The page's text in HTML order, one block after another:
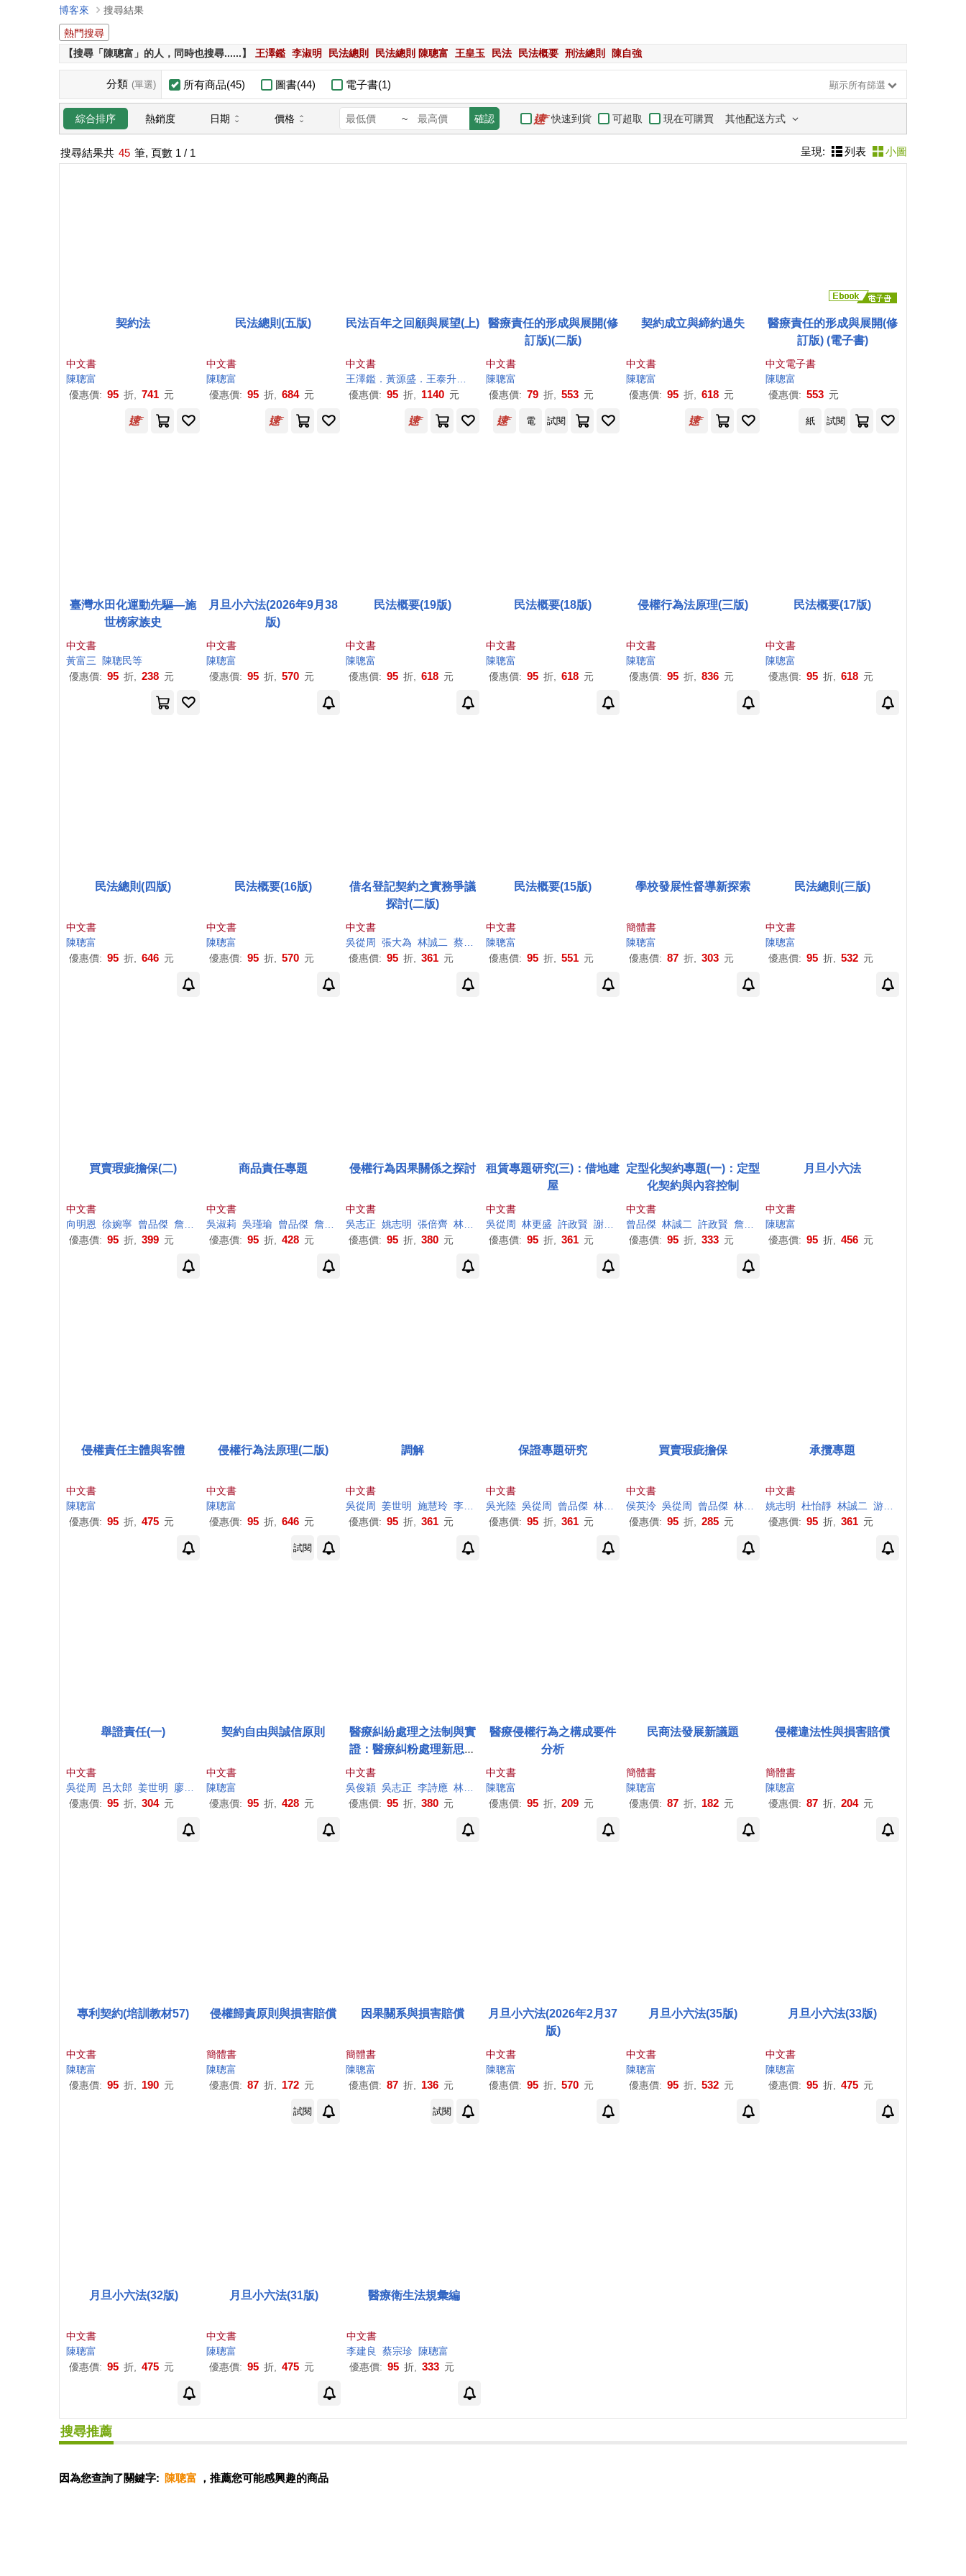
博客來
搜尋結果
熱門搜尋
【搜尋「陳聰富」的人，同時也搜尋......】
王澤鑑 李淑明 民法總則 民法總則 陳聰富 王皇玉 民法 民法概要 刑法總則 陳自強
分類 (單選) 所有商品(45) 圖書(44) 電子書(1) 顯示所有篩選
綜合排序 熱銷度 日期 價格 ~ 確認 快速到貨 可超取 現在可購買 其他配送方式
搜尋結果共 45 筆, 頁數 1 / 1 呈現: 列表 小圖
契約法
中文書
陳聰富
優惠價: 95 折, 741 元
民法總則(五版)
中文書
陳聰富
優惠價: 95 折, 684 元
民法百年之回顧與展望(上)
中文書
陳聰富．顏佑紘．向明恩
優惠價: 95 折, 1140 元
醫療責任的形成與展開(修
訂版)(二版)
中文書
陳聰富
優惠價: 79 折, 553 元
契約成立與締約過失
中文書
陳聰富
優惠價: 95 折, 618 元
醫療責任的形成與展開(修
訂版) (電子書)
中文電子書
陳聰富
優惠價: 553 元
電 試閱 紙 試閱
臺灣水田化運動先驅—施
世榜家族史
中文書
黃富三 陳聰民等
優惠價: 95 折, 238 元
月旦小六法(2026年9月38
版)
中文書
陳聰富
優惠價: 95 折, 570 元
民法概要(19版)
中文書
陳聰富
優惠價: 95 折, 618 元
民法概要(18版)
中文書
陳聰富
優惠價: 95 折, 618 元
侵權行為法原理(三版)
中文書
陳聰富
優惠價: 95 折, 836 元
民法概要(17版)
中文書
陳聰富
優惠價: 95 折, 618 元
民法總則(四版)
中文書
陳聰富
優惠價: 95 折, 646 元
民法概要(16版)
中文書
陳聰富
優惠價: 95 折, 570 元
借名登記契約之實務爭議
探討(二版)
中文書
吳從周
張大為 林誠二 蔡晶瑩 詹森林
富
優惠價: 95 折, 361 元
民法概要(15版)
中文書
陳聰富
優惠價: 95 折, 551 元
學校發展性督導新探索
簡體書
陳聰富
優惠價: 87 折, 303 元
民法總則(三版)
中文書
陳聰富
優惠價: 95 折, 532 元
買賣瑕疵擔保(二)
中文書
向明恩
徐婉寧 曾品傑 詹森林 陳添輝 陳聰富
優惠價: 95 折, 399 元
商品責任專題
中文書
吳淑莉 吳瑾瑜 曾品傑 詹森林 謝哲勝 陳聰富
優惠價: 95 折, 428 元
侵權行為因果關係之探討
中文書
吳志正 姚志明 張倍齊 林信和 王千維 詹森林 陳聰富
黃立
優惠價: 95 折, 380 元
租賃專題研究(三)：借地建
屋
中文書
吳從周
林更盛 許政賢 謝哲勝 陳聰富
優惠價: 95 折, 361 元
定型化契約專題(一)：定型
化契約與內容控制
中文書
曾品傑 林誠二 許政賢 詹森林 謝哲勝
優惠價: 95 折, 333 元
月旦小六法
中文書
陳聰富
優惠價: 95 折, 456 元
侵權責任主體與客體
中文書
陳聰富
優惠價: 95 折, 475 元
侵權行為法原理(二版)
中文書
陳聰富
優惠價: 95 折, 646 元
調解
中文書
吳從周
姜世明 施慧玲 李詩應 林佳和 蔡秀男 鄭津津 陳永綺 陳竹上 陳聰富 黃立
黃翠紋
優惠價: 95 折, 361 元
保證專題研究
中文書
吳光陸 吳從周 曾品傑 林誠二 楊淑文 蔡明誠 謝哲勝 陳榮隆 陳洸岳 陳聰富
優惠價: 95 折, 361 元
買賣瑕疵擔保
中文書
侯英泠 吳從周 曾品傑 林誠二 王怡蘋 許政賢 陳聰富
陳自強
優惠價: 95 折, 285 元
承攬專題
中文書
姚志明
杜怡靜 林誠二 游進發
優惠價: 95 折, 361 元
試閱
舉證責任(一)
中文書
吳從周
呂太郎 姜世明 廖大穎 廖蕙玟 啟垂 陳聰富
優惠價: 95 折, 304 元
契約自由與誠信原則
中文書
陳聰富
優惠價: 95 折, 428 元
醫療糾紛處理之法制與實
證：醫療糾粉處理新思維
中文書
吳俊穎 吳志正 李詩應 林東龍 蔡秀男 陳琬渝 陳聰富
優惠價: 95 折, 380 元
醫療侵權行為之構成要件
分析
中文書
陳聰富
優惠價: 95 折, 209 元
民商法發展新議題
簡體書
陳聰富
優惠價: 87 折, 182 元
侵權違法性與損害賠償
簡體書
陳聰富
優惠價: 87 折, 204 元
專利契約(培訓教材57)
中文書
陳聰富
優惠價: 95 折, 190 元
侵權歸責原則與損害賠償
簡體書
陳聰富
優惠價: 87 折, 172 元
因果關系與損害賠償
簡體書
陳聰富
優惠價: 87 折, 136 元
月旦小六法(2026年2月37
版)
中文書
陳聰富
優惠價: 95 折, 570 元
月旦小六法(35版)
中文書
陳聰富
優惠價: 95 折, 532 元
月旦小六法(33版)
中文書
陳聰富
優惠價: 95 折, 475 元
試閱 試閱
月旦小六法(32版)
中文書
陳聰富
優惠價: 95 折, 475 元
月旦小六法(31版)
中文書
陳聰富
優惠價: 95 折, 475 元
醫療衛生法規彙編
中文書
李建良
蔡宗珍 陳聰富
優惠價: 95 折, 333 元
搜尋推薦
因為您查詢了關鍵字: 陳聰富 ，推薦您可能感興趣的商品